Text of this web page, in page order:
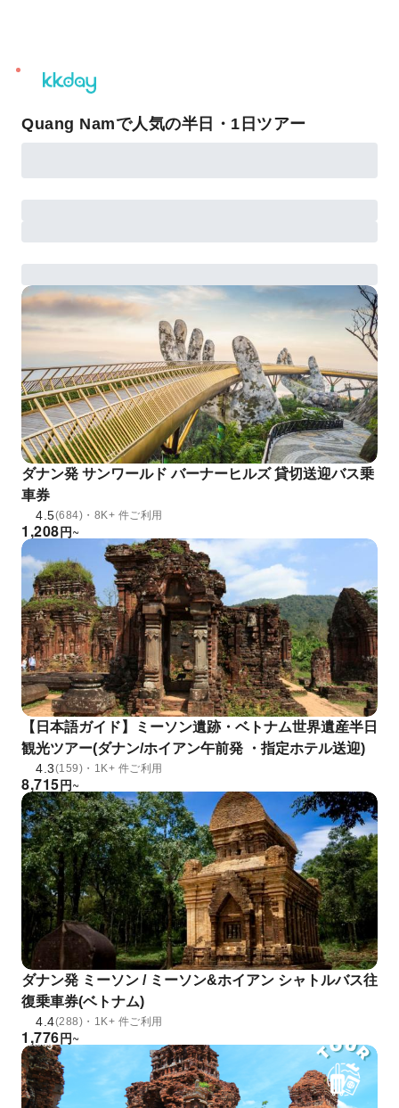
unread
notifications
Quang Namで人気の半日・1日ツアー
ダナン発 サンワールド バーナーヒルズ 貸切送迎バス乗
車券
4.5(684)・8K+ 件ご利用
円
1,208 ~
【日本語ガイド】ミーソン遺跡・ベトナム世界遺産半日
観光ツアー(ダナン/ホイアン午前発 ・指定ホテル送迎)
4.3(159)・1K+ 件ご利用
円
8,715 ~
ダナン発 ミーソン / ミーソン&ホイアン シャトルバス往
復乗車券(ベトナム)
4.4(288)・1K+ 件ご利用
円
1,776 ~